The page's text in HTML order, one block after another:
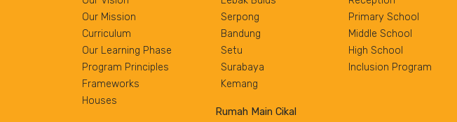
Our Mission
Curriculum
Our Learning Phase
Program Principles
Frameworks
Houses
Serpong
Bandung
Setu
Surabaya
Kemang
Rumah Main Cikal
Primary School
Middle School
High School
Inclusion Program